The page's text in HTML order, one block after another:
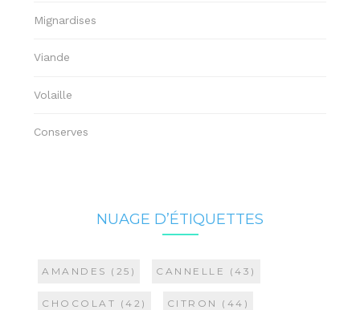
Mignardises
Viande
Volaille
Conserves
NUAGE D’ÉTIQUETTES
AMANDES (25) CANNELLE (43)
CHOCOLAT (42) CITRON (44)